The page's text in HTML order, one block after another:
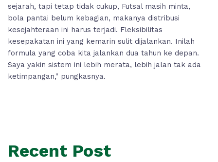
sejarah, tapi tetap tidak cukup, Futsal masih minta,
bola pantai belum kebagian, makanya distribusi
kesejahteraan ini harus terjadi. Fleksibilitas
kesepakatan ini yang kemarin sulit dijalankan. Inilah
formula yang coba kita jalankan dua tahun ke depan.
Saya yakin sistem ini lebih merata, lebih jalan tak ada
ketimpangan," pungkasnya.
Recent Post